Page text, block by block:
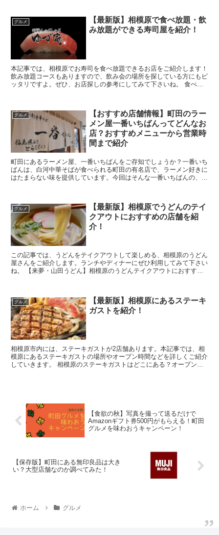
グルメ
【最新版】相模原で食べ放題・飲
み放題ができる寿司屋を紹介！
本記事では、相模原でお寿司を食べ放題できるお店をご紹介します！
飲み放題コースもありますので、飲み会の場所を探している方にもピ
ッタリですよ。ぜひ、お店探しの参考にしてみて下さいね。 食べ放
グルメ
【おすすめ店舗情報】町田のラー
メン屋一番いちばんってどんなお
店？おすすめメニューから営業時
間まで紹介
町田にあるラーメン屋、一番いちばんをご存知でしょうか？一番いち
ばんは、白河中華そばが食べられる町田の有名店で、ラーメン好きに
はたまらない味を提供しています。今回はそんな一番いちばんの、お
グルメ
【最新版】相模原でうどんのテイ
クアウトにおすすめの店舗を紹
介！
この記事では、うどんをテイクアウトして楽しめる、相模原のうどん
屋さんをご紹介します。ランチやディナーにぜひ利用してみて下さい
ね。 【来夢・山田うどん】相模原のうどんテイクアウトにおすすめ
グルメ
【最新版】相模原にあるステーキ
ガストを紹介！
相模原市内には、ステーキガストが2店舗あります。本記事では、相
模原にあるステーキガストの場所やオープン時間などを詳しくご紹介
していきます。 相模原のステーキガストはどこにある？オープン時
【食欲の秋】写真を撮って送るだけで
Amazonギフト券500円がもらえる！町田
グルメを味わおうキャンペーン！
【保存版】町田にある無印良品は大き
い？大型店舗なのか調べてみた！
ホーム グルメ